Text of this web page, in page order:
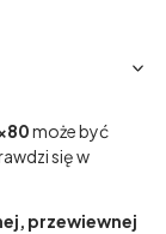
może być
się w
przewiewnej